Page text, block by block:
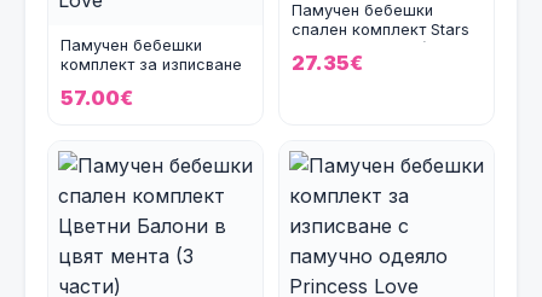
Памучен бебешки
комплект за изписване
57.00€
Памучен бебешки
спален комплект Stars
27.35€